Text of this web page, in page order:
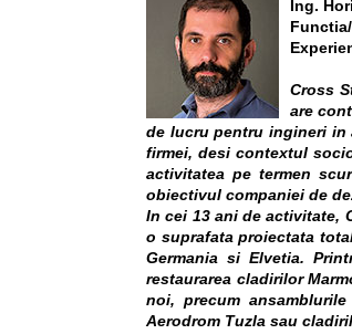
Ing.
Cross
are
de lucru pentru ingineri in
firmei, desi contextul
activitatea pe termen
obiectivul companiei de
In cei 13 ani de activitate,
o suprafata proiectata
Germania si Elvetia.
restaurarea cladirilor
noi, precum
Aerodrom Tuzla sau